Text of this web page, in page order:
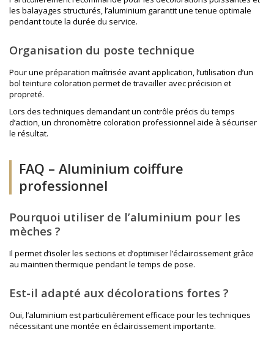
les balayages structurés, l’aluminium garantit une tenue optimale
pendant toute la durée du service.
Organisation du poste technique
Pour une préparation maîtrisée avant application, l’utilisation d’un
bol teinture coloration permet de travailler avec précision et
propreté.
Lors des techniques demandant un contrôle précis du temps
d’action, un chronomètre coloration professionnel aide à sécuriser
le résultat.
FAQ – Aluminium coiffure
professionnel
Pourquoi utiliser de l’aluminium pour les
mèches ?
Il permet d’isoler les sections et d’optimiser l’éclaircissement grâce
au maintien thermique pendant le temps de pose.
Est-il adapté aux décolorations fortes ?
Oui, l’aluminium est particulièrement efficace pour les techniques
nécessitant une montée en éclaircissement importante.